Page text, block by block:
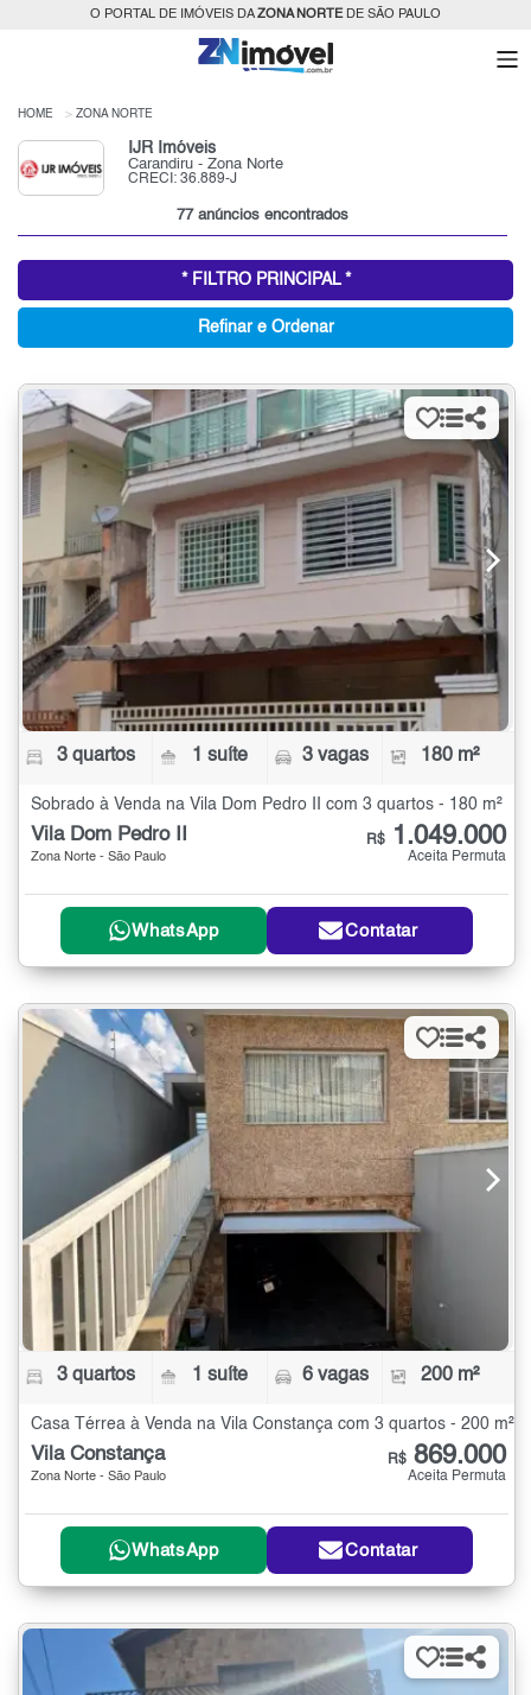
O PORTAL DE IMÓVEIS DAZONA NORTEDE SÃO PAULO
HOME ZONA NORTE
IJR Imóveis
Carandiru - Zona Norte
CRECI: 36.889-J
77 anúncios encontrados
* FILTRO PRINCIPAL *
Refinar e Ordenar
3 quartos 1 suíte 3 vagas 180 m²
Sobrado à Venda na Vila Dom Pedro II com 3 quartos - 180 m²
Vila Dom Pedro II
Zona Norte - São Paulo
R$ 1.049.000
Aceita Permuta
WhatsApp Contatar
3 quartos 1 suíte 6 vagas 200 m²
Casa Térrea à Venda na Vila Constança com 3 quartos - 200 m²
Vila Constança
Zona Norte - São Paulo
R$ 869.000
Aceita Permuta
WhatsApp Contatar